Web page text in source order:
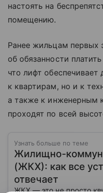
настоять на
помещению.
Ранее жильцам первых
об обязанности
что лифт обеспечивает
к квартирам, но и к
а также к инженерным
проходят по всей
Узнать больше по теме
Жилищно-
(ЖКХ): как все
отвечает
ЖКХ — это не просто